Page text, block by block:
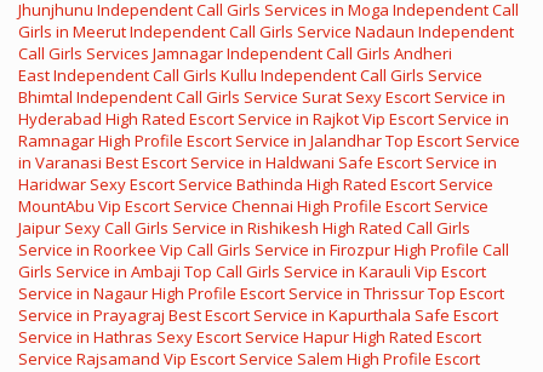
Jhunjhunu Independent Call Girls Services in Moga Independent Call
Girls in MeerutIndependent Call Girls Service Nadaun Independent
Call Girls Services JamnagarIndependent Call Girls Andheri
EastIndependent Call Girls Kullu Independent Call Girls Service
Bhimtal Independent Call Girls Service Surat Sexy Escort Service in
Hyderabad High Rated Escort Service in RajkotVip Escort Service in
RamnagarHigh Profile Escort Service in JalandharTop Escort Service
in Varanasi Best Escort Service in Haldwani Safe Escort Service in
Haridwar Sexy Escort Service Bathinda High Rated Escort Service
MountAbu Vip Escort Service Chennai High Profile Escort Service
Jaipur Sexy Call Girls Service in Rishikesh High Rated Call Girls
Service in Roorkee Vip Call Girls Service in FirozpurHigh Profile Call
Girls Service in Ambaji Top Call Girls Service in Karauli Vip Escort
Service in NagaurHigh Profile Escort Service in ThrissurTop Escort
Service in Prayagraj Best Escort Service in Kapurthala Safe Escort
Service in Hathras Sexy Escort Service HapurHigh Rated Escort
Service Rajsamand Vip Escort Service Salem High Profile Escort